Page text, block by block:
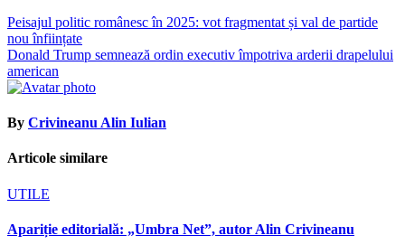
Navigare
în
articole
Peisajul politic românesc în 2025: vot fragmentat și val de partide
nou înființate
Donald Trump semnează ordin executiv împotriva arderii drapelului
american
By Crivineanu Alin Iulian
Articole similare
UTILE
Apariție editorială: „Umbra Net”, autor Alin Crivineanu